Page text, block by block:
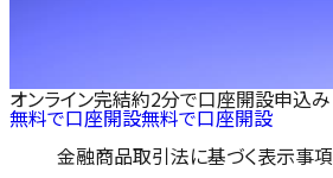
オンライン完結約2分で口座開設申込み
無料で口座開設無料で口座開設
金融商品取引法に基づく表示事項